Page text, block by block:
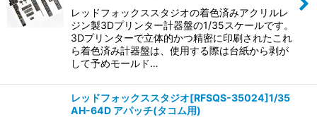
レッドフォックススタジオの着色済みアクリルレ
ジン製3Dプリンター計器盤の1/35スケールです。
3Dプリンターで立体的かつ精密に印刷されたこれ
ら着色済み計器盤は、使用する際は台紙から剥が
して予めモールド…
レッドフォックススタジオ[RFSQS-35024]1/35
AH-64D アパッチ(タコム用)